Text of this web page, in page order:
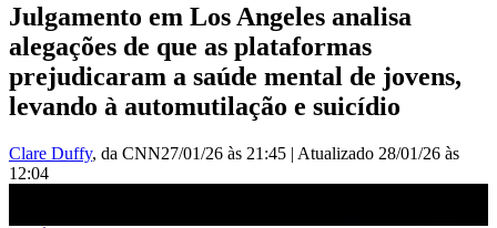
Julgamento em Los Angeles analisa
alegações de que as plataformas
prejudicaram a saúde mental de jovens,
levando à automutilação e suicídio
Clare Duffy, da CNN27/01/26 às 21:45 | Atualizado 28/01/26 às
12:04